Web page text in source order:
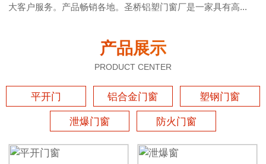
大客户服务。产品畅销各地。圣桥铝塑门窗厂是一家具有高...
产品展示
PRODUCT CENTER
平开门 铝合金门窗 塑钢门窗
泄爆门窗 防火门窗